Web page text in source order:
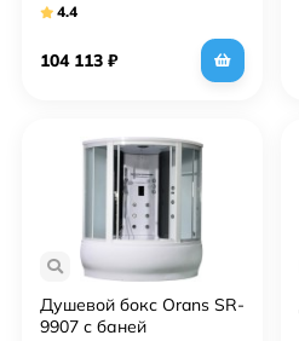
4.4
104 113 ₽
Душевой бокс Orans SR-
9907 с баней